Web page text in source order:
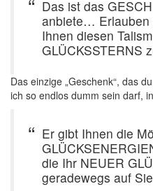
Das ist das
anbiete… Erlauben
Ihnen diesen
GLÜCKSSTERNS
Das einzige „Geschenk“, das
ich so endlos dumm sein darf,
Er gibt Ihnen die
die Ihr NEUER
geradewegs auf